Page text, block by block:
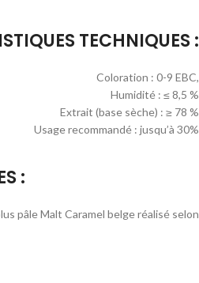
TECHNIQUES :
Coloration : 0-9 EBC,
Humidité : ≤ 8,5 %
Extrait (base sèche) : ≥ 78 %
Usage recommandé : jusqu’à 30%
:
pâle Malt Caramel belge réalisé selon